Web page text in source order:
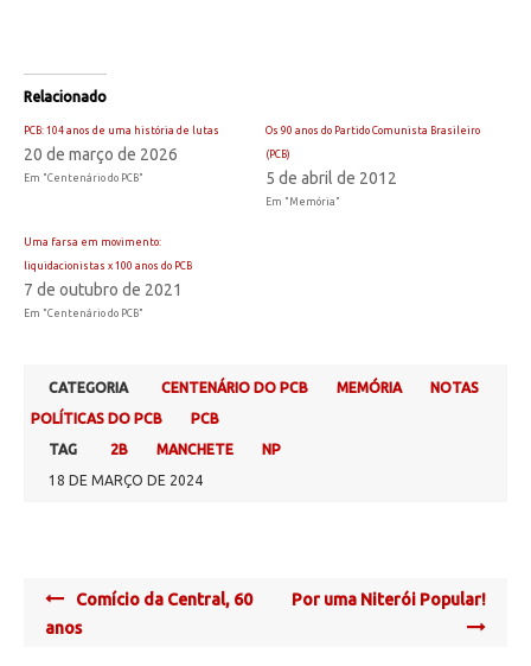
Relacionado
PCB: 104 anos de uma história de lutas
20 de março de 2026
Em "Centenário do PCB"
Os 90 anos do Partido Comunista Brasileiro
(PCB)
5 de abril de 2012
Em "Memória"
Uma farsa em movimento:
liquidacionistas x 100 anos do PCB
7 de outubro de 2021
Em "Centenário do PCB"
CATEGORIA CENTENÁRIO DO PCB MEMÓRIA
NOTAS
POLÍTICAS DO PCB
PCB
TAG
2B MANCHETE
NP
18 DE MARÇO DE 2024
Post
navigation
Comício da Central, 60
anos
Por uma Niterói Popular!